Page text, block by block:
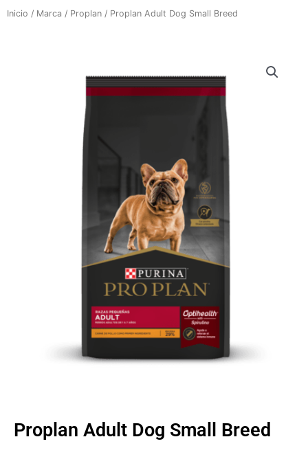
Inicio / Marca / Proplan / Proplan Adult Dog Small Breed
Proplan Adult Dog Small Breed